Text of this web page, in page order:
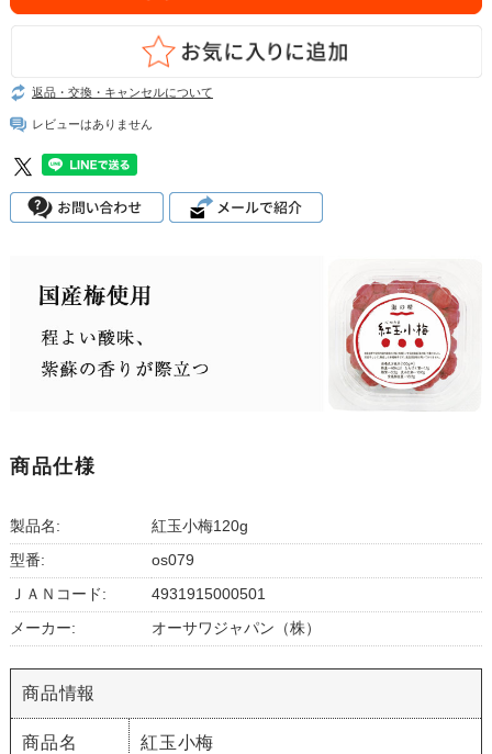
返品・交換・キャンセルについて
レビューはありません
商品仕様
製品名: 紅玉小梅120g
型番: os079
ＪＡＮコード: 4931915000501
メーカー: オーサワジャパン（株）
商品情報
商品名 紅玉小梅